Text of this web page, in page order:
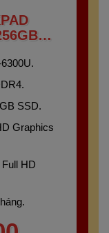
SSD.
Graphics
HD